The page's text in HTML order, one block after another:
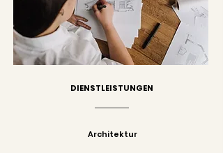
DIENSTLEISTUNGEN
Architektur